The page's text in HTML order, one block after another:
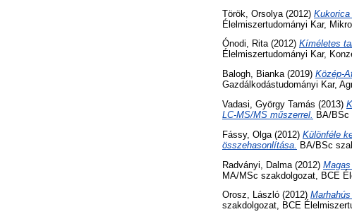
Török, Orsolya (2012)
Élelmiszertudományi Kar,
Ónodi, Rita(2012) Kíméletes
Élelmiszertudományi Kar,
Balogh, Bianka(2019) Közép-
Gazdálkodástudományi Kar,
Vadasi, György Tamás (2013)
LC-MS/MS műszerrel. BA/BSc
Fássy, Olga (2012) Különféle
összehasonlítása.
BA/BSc
Radványi, Dalma (2012)
MA/MSc szakdolgozat, BCE
Orosz, László (2012)
szakdolgozat, BCE